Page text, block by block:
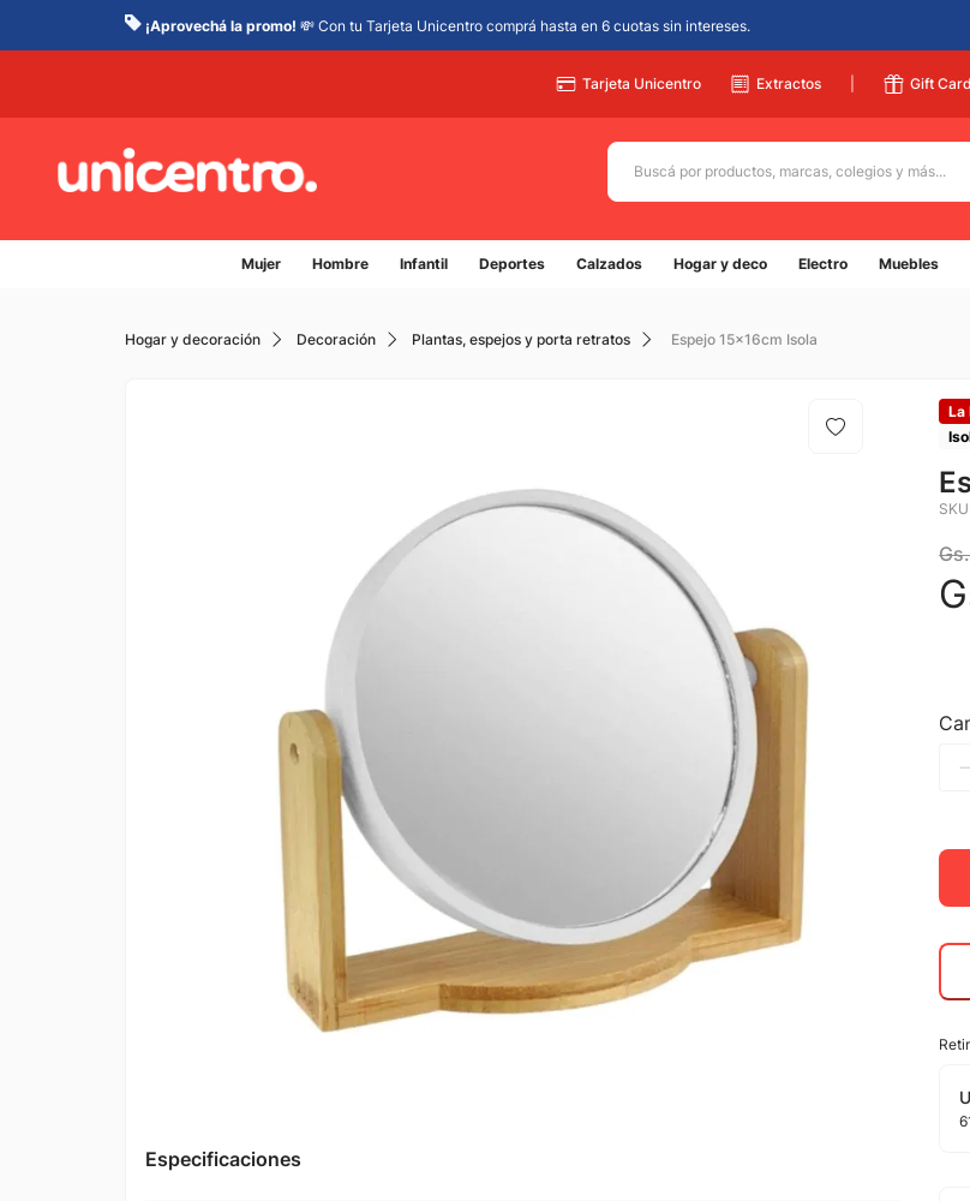
¡Aprovechá la promo! 💸 Con tu Tarjeta Unicentro comprá hasta en 6 cuotas sin intereses.
Tarjeta Unicentro Extractos Gift
Buscá por productos, marcas, colegios
Mujer Hombre Infantil Deportes Calzados Hogar y deco Electro Muebles
Hogar y decoración Decoración Plantas, espejos y porta retratos Espejo 15x16cm Isola
Especificaciones
La
SKU
Gs.
Términos más buscados